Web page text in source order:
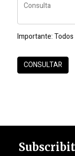
Importante: